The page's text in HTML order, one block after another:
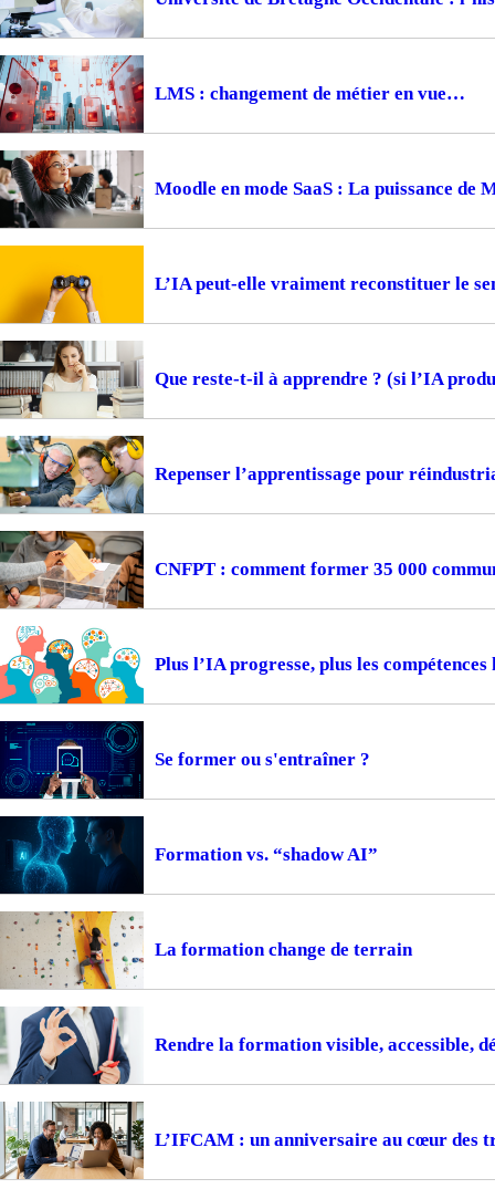
LMS : changement de métier en vue
Moodle en mode SaaS : La puissance de
L’IA peut-elle vraiment reconstituer le
Que reste-t-il à apprendre ? (si l’IA
Repenser l’apprentissage pour
CNFPT : comment former 35 000
Plus l’IA progresse, plus les
Se former ou s'entraîner ?
Formation vs. “shadow AI”
La formation change de terrain
Rendre la formation visible, accessible,
L’IFCAM : un anniversaire au cœur des